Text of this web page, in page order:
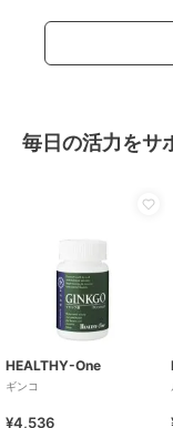
毎日の活力をサ
HEALTHY-One
ギンコ
¥4,536